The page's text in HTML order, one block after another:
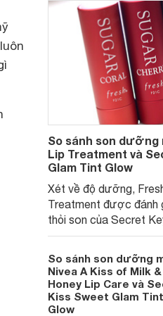
So sánh son dưỡng
Lip Treatment và
Glam Tint Glow
Xét về độ dưỡng,
Treatment được đánh
thỏi son của Secret
Secret Kiss Sweet
phiên bản dupe hoàn
tiếng Dior Addict lip
thỏi son nào?
So sánh son dưỡng
Nivea A Kiss of Milk &
Honey Lip Care và
Kiss Sweet Glam Tint
Glow